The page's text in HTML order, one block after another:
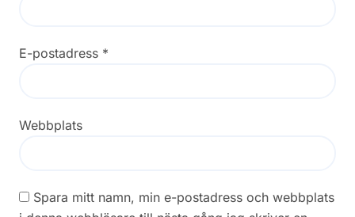
E-postadress *
Webbplats
Spara mitt namn, min e-postadress och webbplats